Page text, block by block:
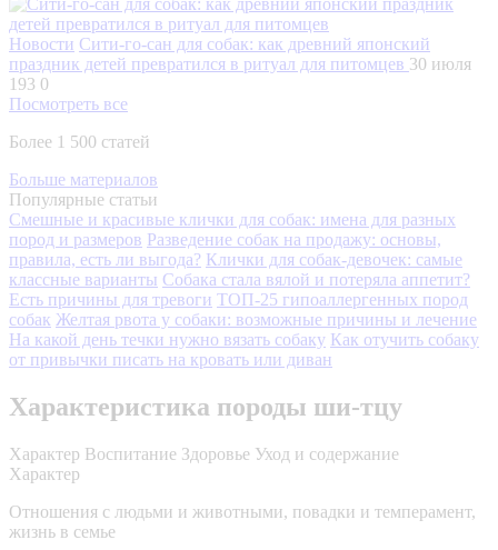
Новости Сити-го-сан для собак: как древний японский
праздник детей превратился в ритуал для питомцев 30 июля
193 0
Посмотреть все
Более 1 500 статей
Больше материалов
Популярные статьи
Смешные и красивые клички для собак: имена для разных
пород и размеров Разведение собак на продажу: основы,
правила, есть ли выгода? Клички для собак-девочек: самые
классные варианты Собака стала вялой и потеряла аппетит?
Есть причины для тревоги ТОП-25 гипоаллергенных пород
собак Желтая рвота у собаки: возможные причины и лечение
На какой день течки нужно вязать собаку Как отучить собаку
от привычки писать на кровать или диван
Характеристика породы ши-тцу
Характер Воспитание Здоровье Уход и содержание
Характер
Отношения с людьми и животными, повадки и темперамент,
жизнь в семье